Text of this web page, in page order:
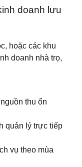
doanh lưu
hoặc các khu
doanh nhà trọ,
thu ổn
quản lý trực tiếp
vụ theo mùa